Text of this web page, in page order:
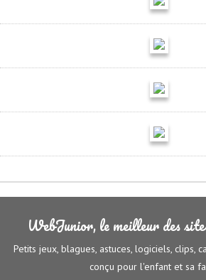
WebJunior, le meilleur des
Petits jeux, blagues, astuces, logiciels, clips,
conçu pour l'enfant et sa